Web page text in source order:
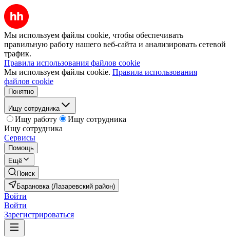
Мы используем файлы cookie, чтобы обеспечивать
правильную работу нашего веб-сайта и анализировать сетевой
трафик.
Правила использования файлов cookie
Мы используем файлы cookie. Правила использования
файлов cookie
Понятно
Ищу сотрудника
Ищу работу
Ищу сотрудника
Ищу сотрудника
Сервисы
Помощь
Ещё
Поиск
Барановка (Лазаревский район)
Войти
Войти
Зарегистрироваться